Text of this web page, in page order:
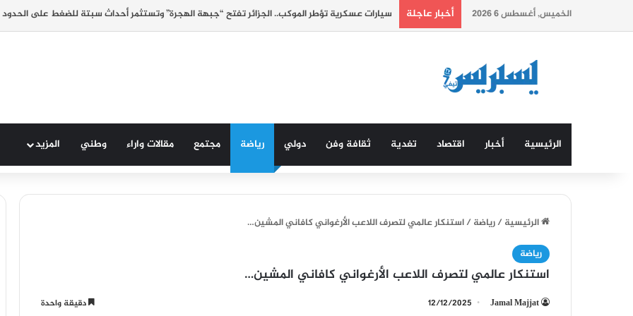
الخميس, أغسطس 6 2026 أخبار عاجلة سيارات عسكرية تؤطر الموكب.. الجزائر تفتح “جبهة الهجرة” وتستثمر أحداث سبتة للضغط على
الرئيسية أخبار اقتصاد تغدية ثقافة وفن دولي رياضة مجتمع مقالات واراء وطني المزيد
الرئيسية/رياضة/استنكار عالمي لتصرف اللاعب الأرغواني كافاني المشين…
رياضة
استنكار عالمي لتصرف اللاعب الأرغواني كافاني المشين…
Jamal Majjat
12/12/2025 دقيقة واحدة